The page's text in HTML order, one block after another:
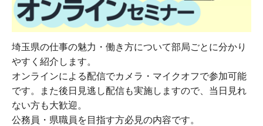
埼玉県の仕事の魅力・働き方について部局ごとに分かり
やすく紹介します。
オンラインによる配信でカメラ・マイクオフで参加可能
です。また後日見逃し配信も実施しますので、当日見れ
ない方も大歓迎。
公務員・県職員を目指す方必見の内容です。